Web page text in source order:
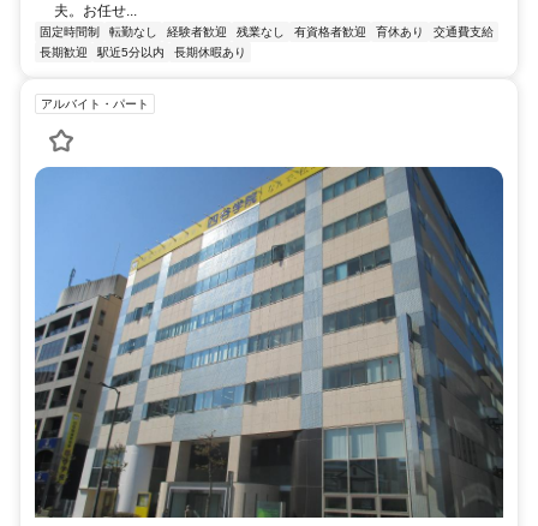
夫。お任せ...
固定時間制 転勤なし 経験者歓迎 残業なし 有資格者歓迎 育休あり
交通費支給
長期歓迎
駅近5分以内 長期休暇あり
アルバイト・パート